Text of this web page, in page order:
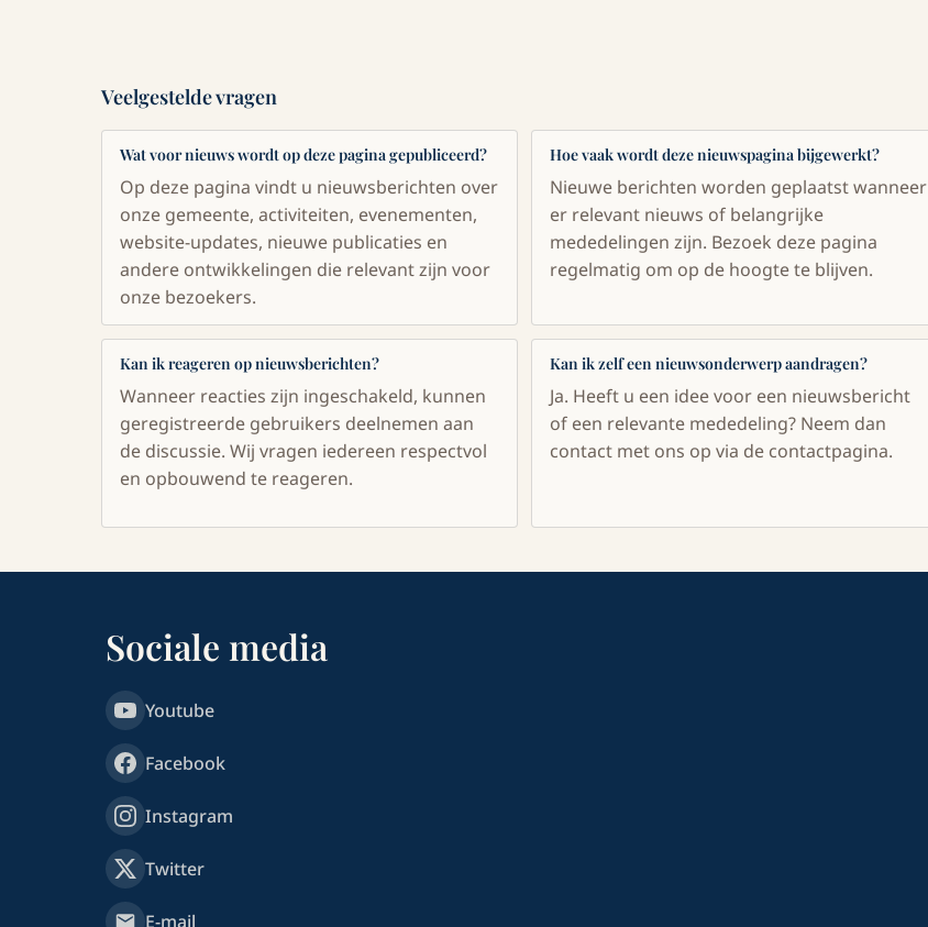
Veelgestelde vragen
Wat voor nieuws wordt op deze pagina gepubliceerd?
Op deze pagina vindt u nieuwsberichten over
onze gemeente, activiteiten, evenementen,
website-updates, nieuwe publicaties en
andere ontwikkelingen die relevant zijn voor
onze bezoekers.
Hoe vaak wordt deze nieuwspagina bijgewerkt?
Nieuwe berichten worden geplaatst wanneer
er relevant nieuws of belangrijke
mededelingen zijn. Bezoek deze pagina
regelmatig om op de hoogte te blijven.
Kan ik reageren op nieuwsberichten?
Wanneer reacties zijn ingeschakeld, kunnen
geregistreerde gebruikers deelnemen aan
de discussie. Wij vragen iedereen respectvol
en opbouwend te reageren.
Kan ik zelf een nieuwsonderwerp aandragen?
Ja. Heeft u een idee voor een nieuwsbericht
of een relevante mededeling? Neem dan
contact met ons op via de contactpagina.
Sociale media
Youtube
Facebook
Instagram
Twitter
E-mail